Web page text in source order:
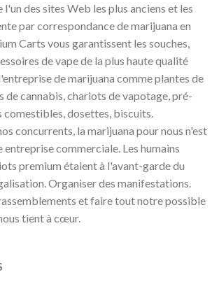
des sites Web les plus anciens et les
par correspondance de marijuana en
Carts vous garantissent les souches,
de vape de la plus haute qualité
de marijuana comme plantes de
de cannabis, chariots de vapotage, pré-
dosettes, biscuits.
concurrents, la marijuana pour nous n'est
entreprise commerciale. Les humains
premium étaient à l'avant-garde du
Organiser des manifestations.
et faire tout notre possible
tient à cœur.